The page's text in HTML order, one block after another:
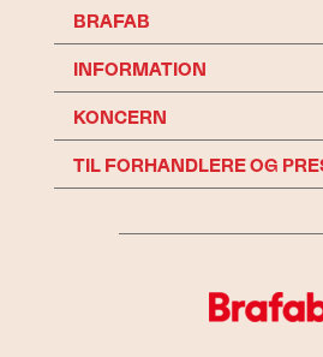
BRAFAB
INFORMATION
KONCERN
TIL FORHANDLERE OG